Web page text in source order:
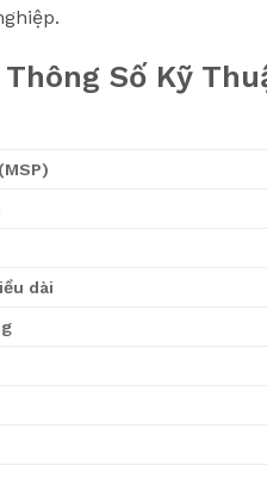
Thông Số Kỹ
dài